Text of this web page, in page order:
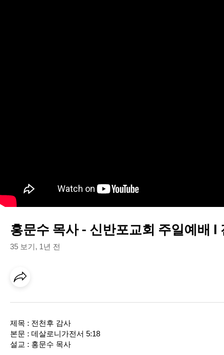
홍문수 목사 - 신반포교회 주일예배
35 보기, 1년 전
제목 : 전천후 감사
본문 : 데살로니가전서 5:18
설교 : 홍문수 목사